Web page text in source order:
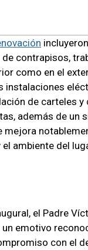
contrapisos,
como en el
instalaciones
de carteles
además de un
mejora
ambiente del
el Padre
un emotivo
con el